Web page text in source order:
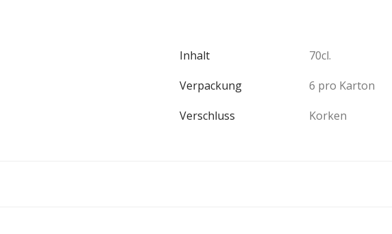
Inhalt
70cl.
Verpackung
6 pro Karton
Verschluss
Korken